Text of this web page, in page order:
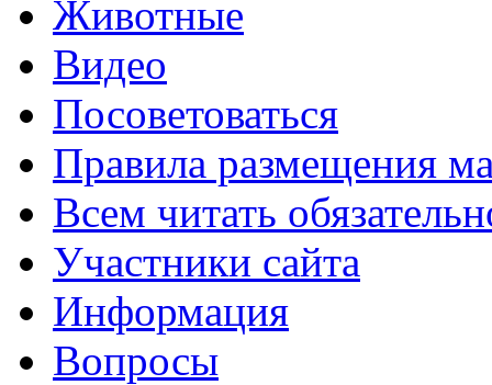
Животные
Видео
Посоветоваться
Правила размещения
Всем читать
Участники сайта
Информация
Вопросы